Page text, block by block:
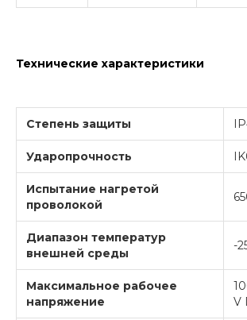
Технические характеристики
Степень защиты
Ударопрочность
Испытание нагретой
проволокой
Диапазон температур
внешней среды
-
Максимальное рабочее
напряжение
V